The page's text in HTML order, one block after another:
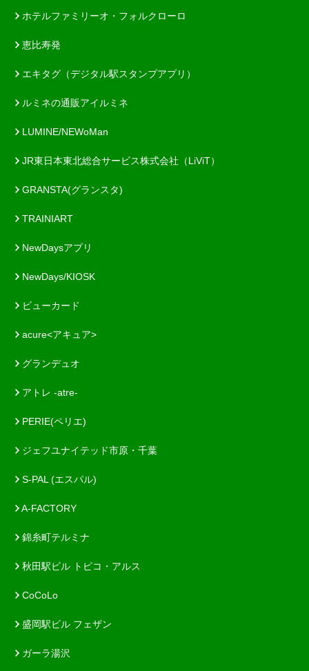
ホテルファミリーオ・フォルクローロ
恵比寿発
エキタグ（デジタル駅スタンプアプリ）
ルミネの通販アイルミネ
LUMINE/NEWoMan
JR東日本東北総合サービス株式会社（LiViT）
GRANSTA(グランスタ)
TRAINIART
NewDaysアプリ
NewDays/KIOSK
ビューカード
acure<アキュア>
グランデュオ
アトレ -atre-
PERIE(ペリエ)
ジェフユナイテッド市原・千葉
S-PAL (エスパル)
A-FACTORY
錦糸町テルミナ
秋田駅ビル トピコ・アルス
CoCoLo
盛岡駅ビル フェザン
ガーラ湯沢